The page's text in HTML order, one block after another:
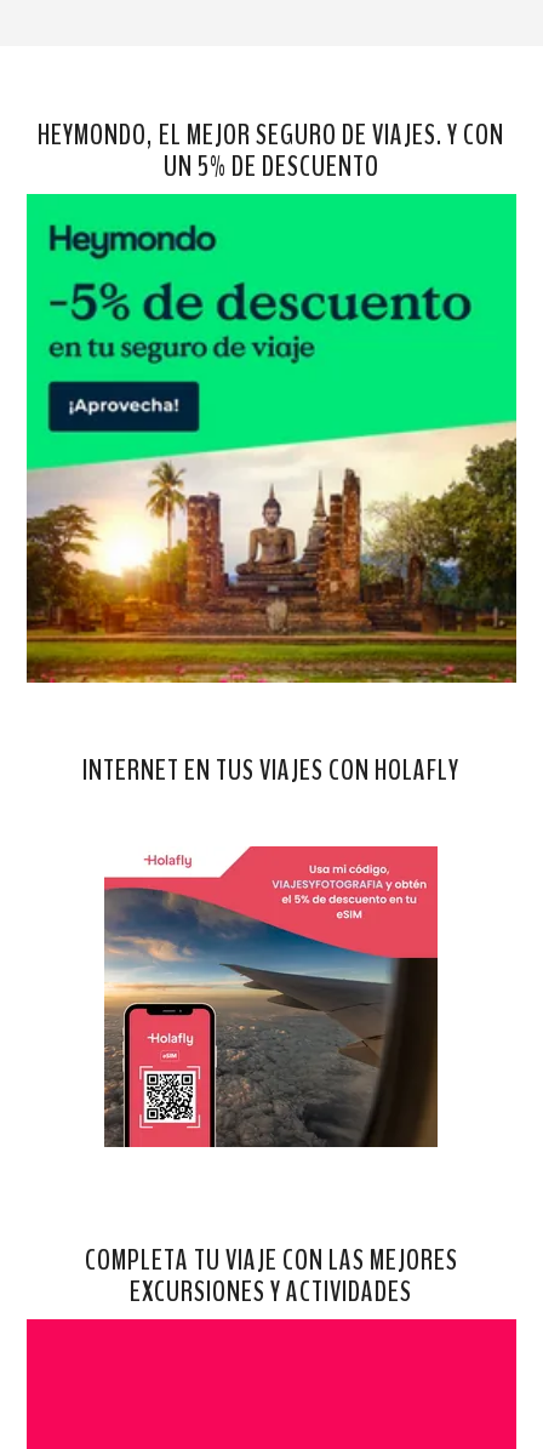
HEYMONDO, EL MEJOR SEGURO DE VIAJES. Y CON
UN 5% DE DESCUENTO
INTERNET EN TUS VIAJES CON HOLAFLY
COMPLETA TU VIAJE CON LAS MEJORES
EXCURSIONES Y ACTIVIDADES